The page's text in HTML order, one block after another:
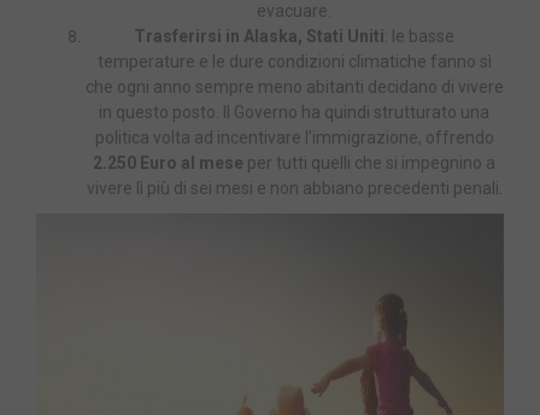
evacuare.
Trasferirsi in Alaska, Stati Uniti: le basse
temperature e le dure condizioni climatiche fanno sì
che ogni anno sempre meno abitanti decidano di vivere
in questo posto. Il Governo ha quindi strutturato una
politica volta ad incentivare l’immigrazione, offrendo
2.250 Euro al mese per tutti quelli che si impegnino a
vivere lì più di sei mesi e non abbiano precedenti penali.